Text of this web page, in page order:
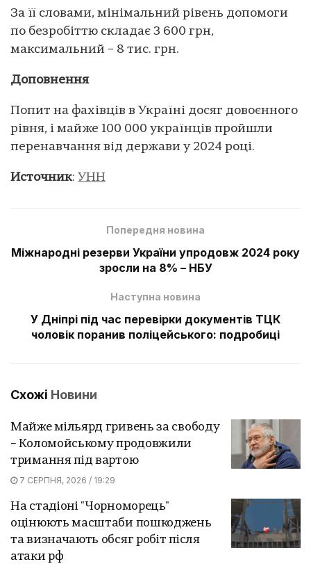
За її словами, мінімальний рівень допомоги
по безробіттю складає 3 600 грн,
максимальний – 8 тис. грн.
Доповнення
Попит на фахівців в Україні досяг довоєнного
рівня, і майже 100 000 українців пройшли
перенавчання від держави у 2024 році.
Источник: УНН
Попередня новина
Міжнародні резерви України упродовж 2024 року
зросли на 8% – НБУ
Наступна новина
У Дніпрі під час перевірки документів ТЦК
чоловік поранив поліцейського: подробиці
Схожі Новини
Майже мільярд гривень за свободу
– Коломойському продовжили
тримання під вартою
7 СЕРПНЯ, 2026 / 19:29
На стадіоні "Чорноморець"
оцінюють масштаби пошкоджень
та визначають обсяг робіт після
атаки рф